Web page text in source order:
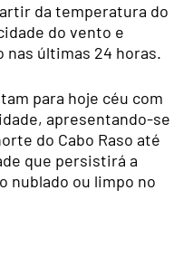
da temperatura do
do vento e
últimas 24 horas.
para hoje céu com
apresentando-se
do Cabo Raso até
que persistirá a
nublado ou limpo no